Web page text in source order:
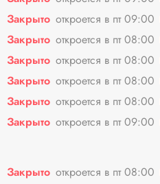
Закрыто откроется в пт 09:00
Закрыто откроется в пт 08:00
Закрыто откроется в пт 08:00
Закрыто откроется в пт 08:00
Закрыто откроется в пт 08:00
Закрыто откроется в пт 09:00
Закрыто откроется в пт 08:00